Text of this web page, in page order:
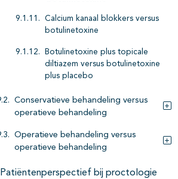
Calcium kanaal blokkers versus
botulinetoxine
Botulinetoxine plus topicale
diltiazem versus botulinetoxine
plus placebo
Conservatieve behandeling versus
operatieve behandeling
Operatieve behandeling versus
operatieve behandeling
Patiëntenperspectief bij proctologie